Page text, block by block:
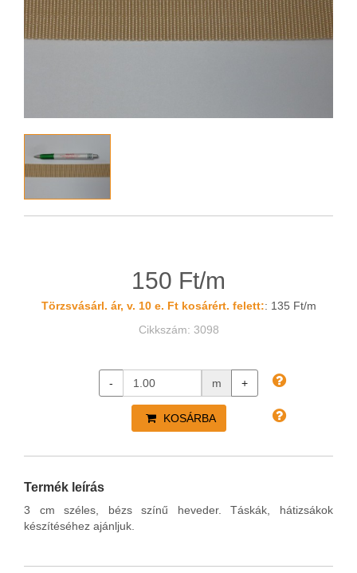
150 Ft/m
Törzsvásárl. ár, v. 10 e. Ft kosárért. felett:: 135 Ft/m
Cikkszám: 3098
- m +
KOSÁRBA
Termék leírás
3 cm széles, bézs színű heveder. Táskák, hátizsákok
készítéséhez ajánljuk.